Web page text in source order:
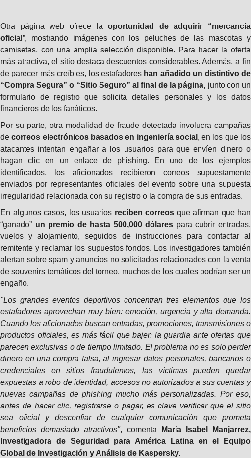
Otra página web ofrece laoportunidad de adquirir “mercancía
oficial”, mostrando imágenes con los peluches de las mascotas y
camisetas, con una amplia selección disponible. Para hacer la oferta
más atractiva, el sitio destaca descuentos considerables. Además, a fin
de parecer más creíbles, los estafadores han añadido un distintivo de
“Compra Segura” o “Sitio Seguro” al final de la página, junto con un
formulario de registro que solicita detalles personales y los datos
financieros de los fanáticos.
Por su parte, otra modalidad de fraude detectada involucra campañas
decorreos electrónicos basados en ingeniería social , en los que los
atacantes intentan engañar a los usuarios para que envíen dinero o
hagan clic en un enlace de phishing. En uno de los ejemplos
identificados, los aficionados recibieron correos supuestamente
enviados por representantes oficiales del evento sobre una supuesta
irregularidad relacionada con su registro o la compra de sus entradas.
En algunos casos, los usuarios reciben correos que afirman que han
“ganado” un premio de hasta 500,000 dólares para cubrir entradas,
vuelos y alojamiento, seguidos de instrucciones para contactar al
remitente y reclamar los supuestos fondos. Los investigadores también
alertan sobre spam y anuncios no solicitados relacionados con la venta
de souvenirs temáticos del torneo, muchos de los cuales podrían ser un
engaño.
"Los grandes eventos deportivos concentran tres elementos que los
estafadores aprovechan muy bien: emoción, urgencia y alta demanda.
Cuando los aficionados buscan entradas, promociones, transmisiones o
productos oficiales, es más fácil que bajen la guardia ante ofertas que
parecen exclusivas o de tiempo limitado. El problema no es solo perder
dinero en una compra falsa; al ingresar datos personales, bancarios o
credenciales en sitios fraudulentos, las víctimas pueden quedar
expuestas a robo de identidad, accesos no autorizados a sus cuentas y
nuevas campañas de phishing mucho más personalizadas. Por eso,
antes de hacer clic, registrarse o pagar, es clave verificar que el sitio
sea oficial y desconfiar de cualquier comunicación que prometa
beneficios demasiado atractivos", comenta
María Isabel Manjarrez,
Investigadora de Seguridad para América Latina en el Equipo
Global de Investigación y Análisis de Kaspersky.